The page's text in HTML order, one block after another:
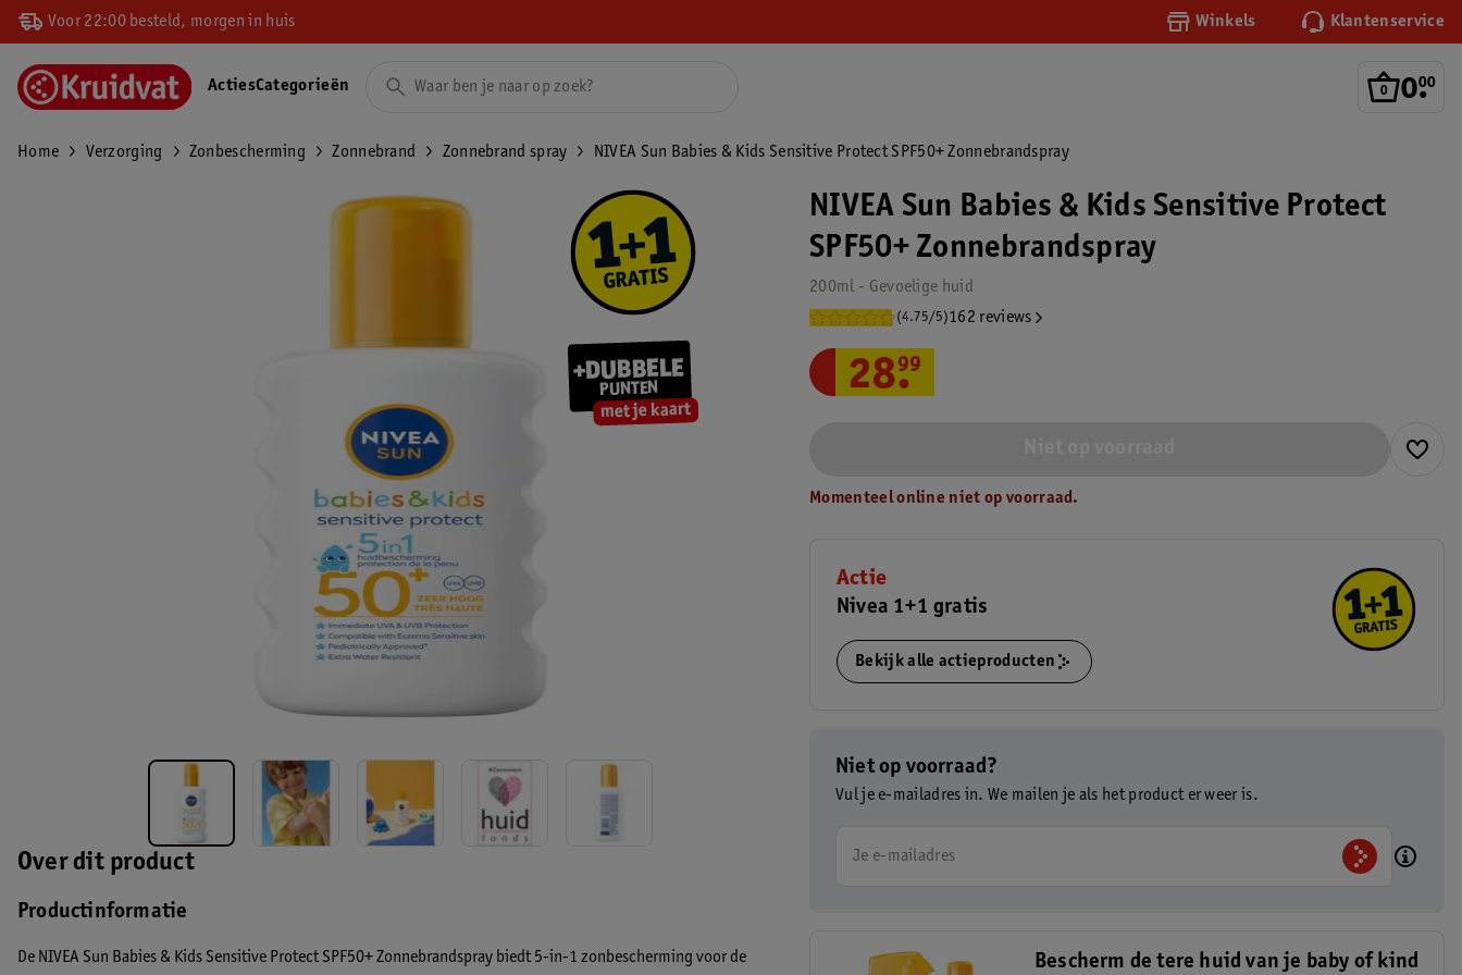
Voor 22:00 besteld, morgen in huis Winkels Klantenservice
0.
00
ActiesCategorieën
Home Verzorging Zonbescherming Zonnebrand Zonnebrand spray NIVEA Sun Babies & Kids Sensitive Protect SPF50+ Zonnebrandspray
Over dit product
Productinformatie
De NIVEA Sun Babies & Kids Sensitive Protect SPF50+ Zonnebrandspray biedt 5-in-1 zonbescherming voor de
NIVEA Sun Babies & Kids Sensitive Protect
SPF50+ Zonnebrandspray
200ml - Gevoelige huid
(4.75/5)162 reviews
28.
99
Momenteel online niet op voorraad.
Actie
Nivea 1+1 gratis
Bekijk alle actieproducten
Niet op voorraad?
Vul je e-mailadres in. We mailen je als het product er weer is.
Je e-mailadres
Bescherm de tere huid van je baby of kind